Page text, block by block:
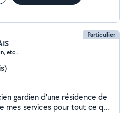
vous n'avez aucune
nous occupons de tout.
Particulier
etc..
gardien d'une résidence de
mes services pour tout ce qui